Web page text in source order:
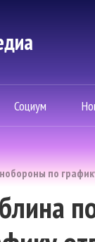
Социум
по